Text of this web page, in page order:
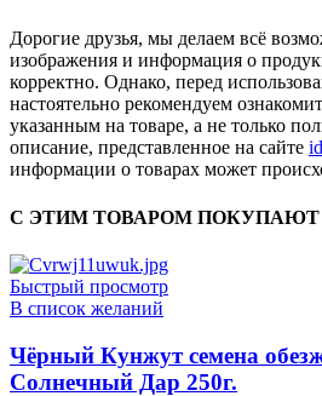
Дорогие друзья, мы делаем всё
изображения и информация о
корректно. Однако, перед
настоятельно рекомендуем
указанным на товаре, а не только
описание, представленное на сайте
информации о товарах может
С ЭТИМ ТОВАРОМ ПОКУПАЮТ
Быстрый просмотр
В список желаний
Чёрный Кунжут семена
Солнечный Дар 250г.